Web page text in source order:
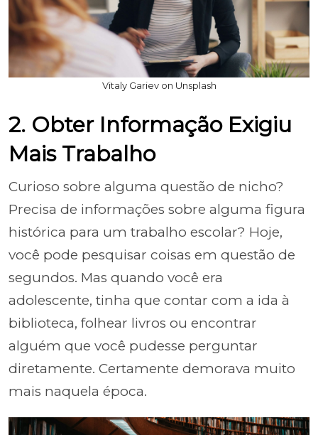
Vitaly Gariev on Unsplash
2. Obter Informação Exigiu
Mais Trabalho
Curioso sobre alguma questão de nicho?
Precisa de informações sobre alguma figura
histórica para um trabalho escolar? Hoje,
você pode pesquisar coisas em questão de
segundos. Mas quando você era
adolescente, tinha que contar com a ida à
biblioteca, folhear livros ou encontrar
alguém que você pudesse perguntar
diretamente. Certamente demorava muito
mais naquela época.